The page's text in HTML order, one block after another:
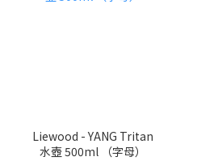
Liewood - YANG Tritan
水壺 500ml （字母）